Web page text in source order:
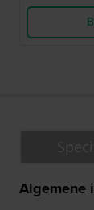
Algemene